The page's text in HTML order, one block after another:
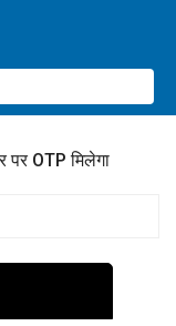
पर OTP मिलेगा